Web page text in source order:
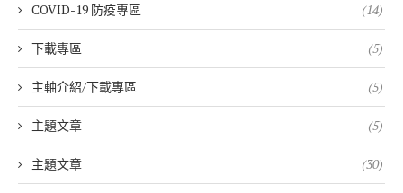
COVID-19 防疫專區 (14)
下載專區 (5)
主軸介紹/下載專區 (5)
主題文章 (5)
主題文章 (30)